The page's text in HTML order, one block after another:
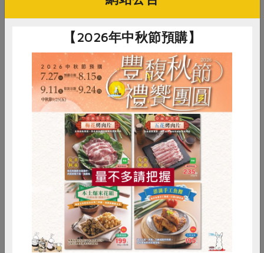
# 野餐 # 杏鮑菇
# 柳松菇 # 海苔 # 蒜頭 # 食譜
# 米
買回食材自己做
RPET 食譜 減硝酸鹽
雞蛋 食安 共同購買
【2026年中秋節預購】